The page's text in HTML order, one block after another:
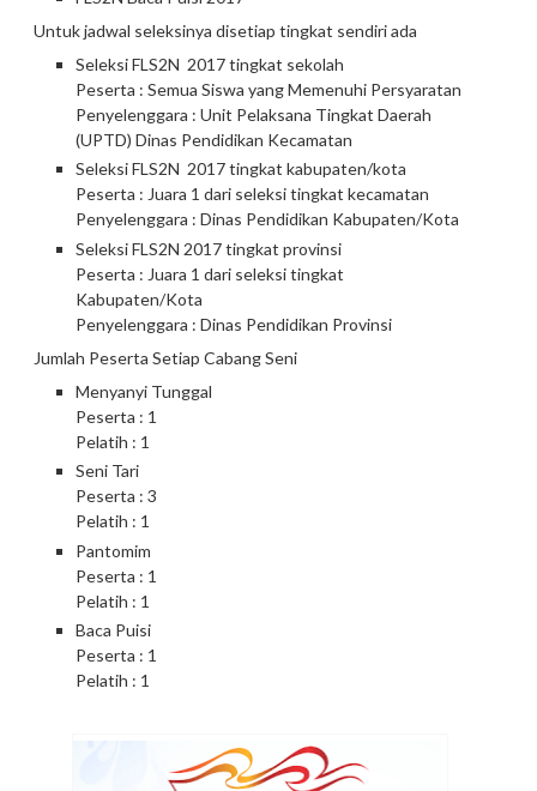
Untuk jadwal seleksinya disetiap tingkat sendiri ada
Seleksi FLS2N 2017 tingkat sekolah
Peserta : Semua Siswa yang Memenuhi Persyaratan
Penyelenggara : Unit Pelaksana Tingkat Daerah
(UPTD) Dinas Pendidikan Kecamatan
Seleksi FLS2N 2017 tingkat kabupaten/kota
Peserta : Juara 1 dari seleksi tingkat kecamatan
Penyelenggara : Dinas Pendidikan Kabupaten/Kota
Seleksi FLS2N 2017 tingkat provinsi
Peserta : Juara 1 dari seleksi tingkat
Kabupaten/Kota
Penyelenggara : Dinas Pendidikan Provinsi
Jumlah Peserta Setiap Cabang Seni
Menyanyi Tunggal
Peserta : 1
Pelatih : 1
Seni Tari
Peserta : 3
Pelatih : 1
Pantomim
Peserta : 1
Pelatih : 1
Baca Puisi
Peserta : 1
Pelatih : 1